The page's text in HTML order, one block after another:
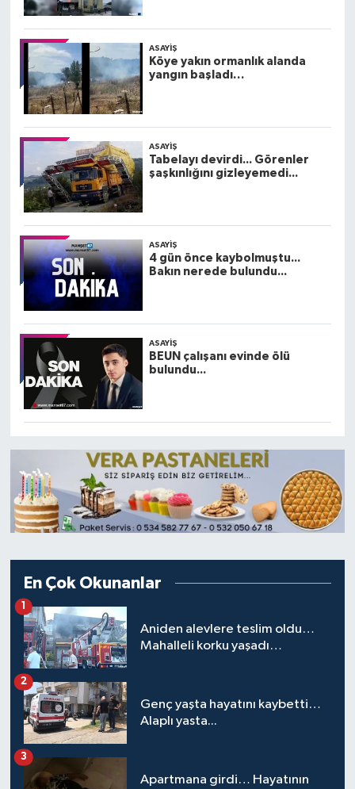
ASAYIŞ
Köye yakın ormanlık alanda
yangın başladı…
ASAYIŞ
Tabelayı devirdi... Görenler
şaşkınlığını gizleyemedi...
ASAYIŞ
4 gün önce kaybolmuştu...
Bakın nerede bulundu...
ASAYIŞ
BEUN çalışanı evinde ölü
bulundu...
En Çok Okunanlar
Aniden alevlere teslim oldu…
Mahalleli korku yaşadı…
Genç yaşta hayatını kaybetti…
Alaplı yasta...
2
Apartmana girdi… Hayatının
3